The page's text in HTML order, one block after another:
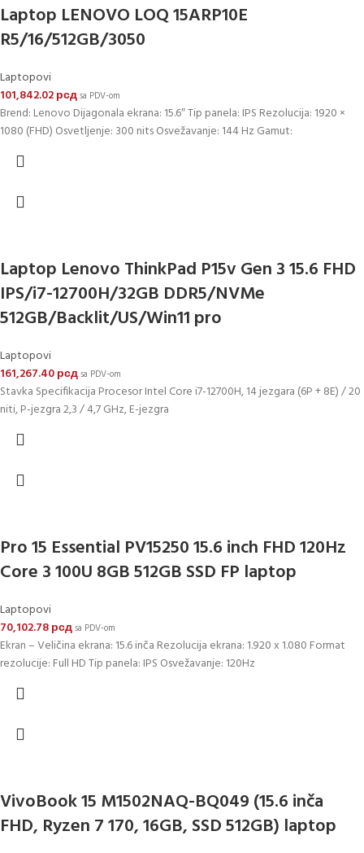
Laptop LENOVO LOQ 15ARP10E
R5/16/512GB/3050
Laptopovi
101,842.02рсдsa PDV-om
Brend: Lenovo Dijagonala ekrana: 15.6″ Tip panela: IPS Rezolucija: 1920 ×
1080 (FHD) Osvetljenje: 300 nits Osvežavanje: 144 Hz Gamut:
Laptop Lenovo ThinkPad P15v Gen 3 15.6 FHD
IPS/i7-12700H/32GB DDR5/NVMe
512GB/Backlit/US/Win11 pro
Laptopovi
161,267.40рсдsa PDV-om
Stavka Specifikacija Procesor Intel Core i7-12700H, 14 jezgara (6P + 8E) / 20
niti, P-jezgra 2,3 / 4,7 GHz, E-jezgra
Pro 15 Essential PV15250 15.6 inch FHD 120Hz
Core 3 100U 8GB 512GB SSD FP laptop
Laptopovi
70,102.78рсдsa PDV-om
Ekran – Veličina ekrana: 15.6 inča Rezolucija ekrana: 1.920 x 1.080 Format
rezolucije: Full HD Tip panela: IPS Osvežavanje: 120Hz
VivoBook 15 M1502NAQ-BQ049 (15.6 inča
FHD, Ryzen 7 170, 16GB, SSD 512GB) laptop